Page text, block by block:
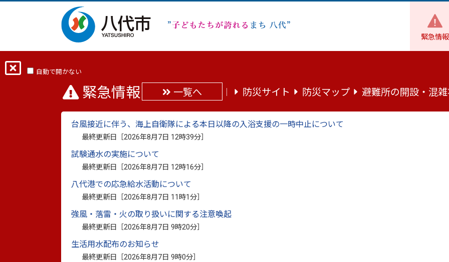
緊急情報
自動で開かない
緊急情報 一覧へ 防災サイト 防災マップ 避難所の開設・混
台風接近に伴う、海上自衛隊による本日以降の入浴支援の一時中止について
最終更新日［2026年8月7日 12時39分
試験通水の実施について
最終更新日［2026年8月7日 12時16分
八代港での応急給水活動について
最終更新日［2026年8月7日 11時1分
強風・落雷・火の取り扱いに関する注意喚起
最終更新日［2026年8月7日 9時20分
生活用水配布のお知らせ
最終更新日［2026年8月7日 9時0分
熊本県議会議員一般選挙（令和5年4月9日）
最終更新日：2023年4月11日 印刷
熊本県議会議員一般選挙（令和5年4月9日）
選挙期日